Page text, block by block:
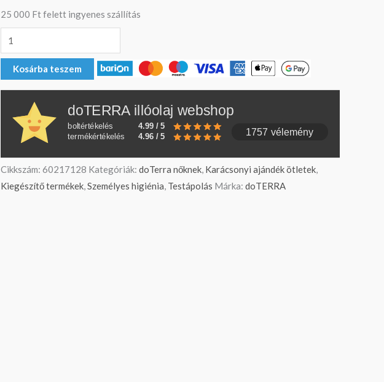
25 000 Ft felett ingyenes szállítás
Kosárba teszem
doTERRA illóolaj webshop
boltértékelés
4.99 / 5
termékértékelés
4.96 / 5 1757 vélemény
Cikkszám: 60217128 Kategóriák: doTerra nőknek, Karácsonyi ajándék ötletek,
Kiegészítő termékek,Személyes higiénia, Testápolás Márka: doTERRA